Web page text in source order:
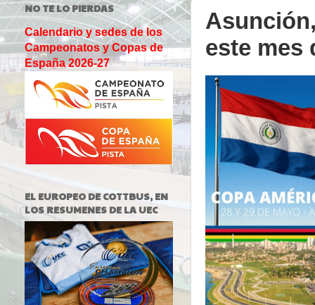
este mes
NO TE LO PIERDAS
Calendario y sedes de los
Campeonatos y Copas de
España 2026-27
EL EUROPEO DE COTTBUS, EN
LOS RESUMENES DE LA UEC